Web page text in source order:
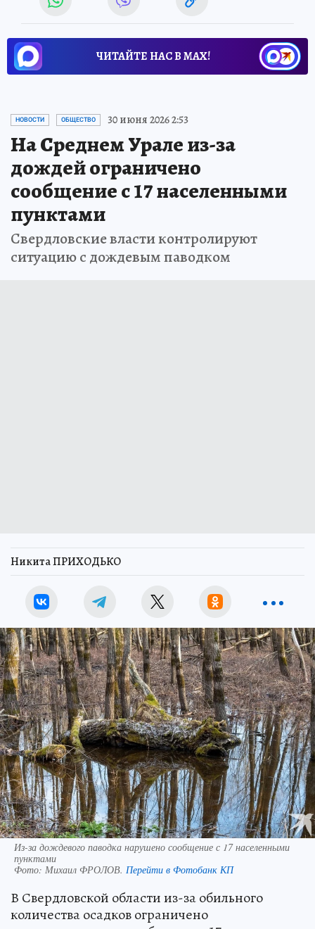
ЧИТАЙТЕ НАС В МАХ!
НОВОСТИ ОБЩЕСТВО 30 июня 2026 2:53
На Среднем Урале из-за
дождей ограничено
сообщение с 17 населенными
пунктами
Свердловские власти контролируют
ситуацию с дождевым паводком
Никита ПРИХОДЬКО
Из-за дождевого паводка нарушено сообщение с 17 населенными
пунктами
Фото: Михаил ФРОЛОВ. Перейти в Фотобанк КП
В Свердловской области из-за обильного
количества осадков ограничено